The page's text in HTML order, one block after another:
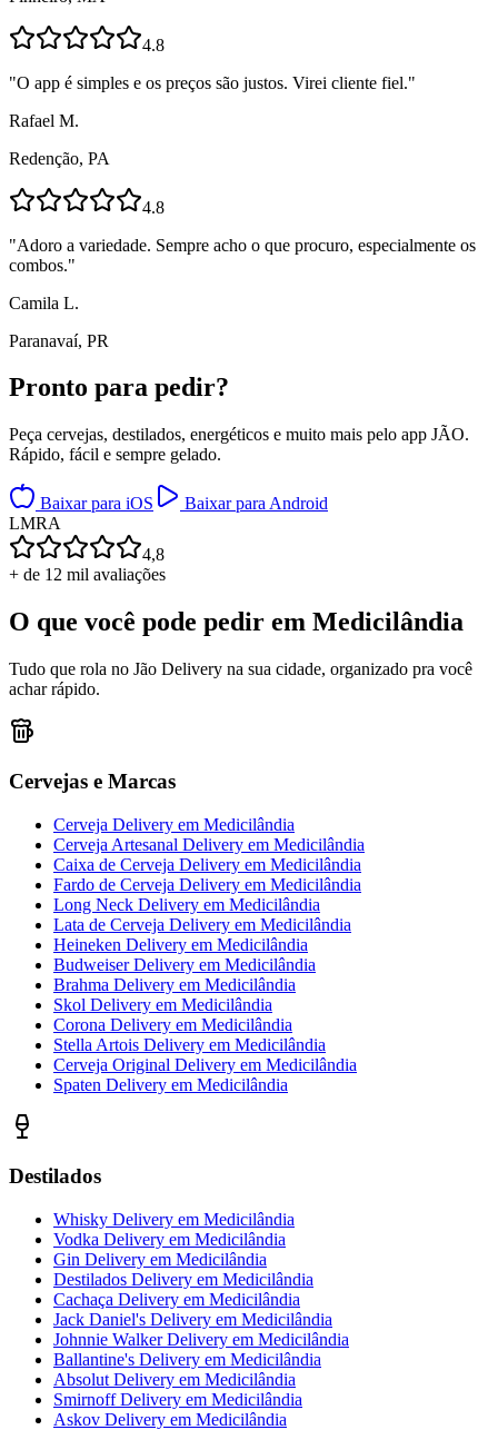
4.8
"O app é simples e os preços são justos. Virei cliente fiel."
Rafael M.
Redenção, PA
4.8
"Adoro a variedade. Sempre acho o que procuro, especialmente os
combos."
Camila L.
Paranavaí, PR
Pronto para pedir?
Peça cervejas, destilados, energéticos e muito mais pelo app JÃO.
Rápido, fácil e sempre gelado.
Baixar para iOS
Baixar para Android
LMRA
4,8
+ de 12 mil avaliações
O que você pode pedir em Medicilândia
Tudo que rola no Jão Delivery na sua cidade, organizado pra você
achar rápido.
Cervejas e Marcas
Cerveja Delivery em Medicilândia
Cerveja Artesanal Delivery em Medicilândia
Caixa de Cerveja Delivery em Medicilândia
Fardo de Cerveja Delivery em Medicilândia
Long Neck Delivery em Medicilândia
Lata de Cerveja Delivery em Medicilândia
Heineken Delivery em Medicilândia
Budweiser Delivery em Medicilândia
Brahma Delivery em Medicilândia
Skol Delivery em Medicilândia
Corona Delivery em Medicilândia
Stella Artois Delivery em Medicilândia
Cerveja Original Delivery em Medicilândia
Spaten Delivery em Medicilândia
Destilados
Whisky Delivery em Medicilândia
Vodka Delivery em Medicilândia
Gin Delivery em Medicilândia
Destilados Delivery em Medicilândia
Cachaça Delivery em Medicilândia
Jack Daniel's Delivery em Medicilândia
Johnnie Walker Delivery em Medicilândia
Ballantine's Delivery em Medicilândia
Absolut Delivery em Medicilândia
Smirnoff Delivery em Medicilândia
Askov Delivery em Medicilândia